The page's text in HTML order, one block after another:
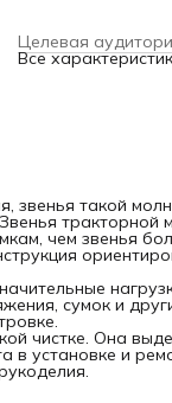
Целевая
Все
звенья такой
тракторной
чем звенья
сумок и
чистке. Она
в установке и